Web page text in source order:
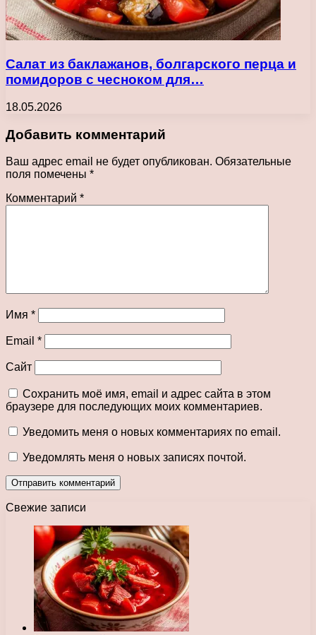
Салат из баклажанов, болгарского перца и
помидоров с чесноком для…
18.05.2026
Добавить комментарий
Ваш адрес email не будет опубликован. Обязательные
поля помечены *
Комментарий *
Имя *
Email *
Сайт
Сохранить моё имя, email и адрес сайта в этом
браузере для последующих моих комментариев.
Уведомить меня о новых комментариях по email.
Уведомлять меня о новых записях почтой.
Свежие записи